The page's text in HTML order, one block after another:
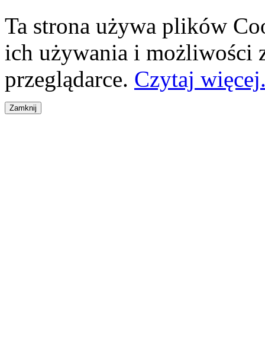
Ta strona używa plików
ich używania i możliwości
przeglądarce. Czytaj